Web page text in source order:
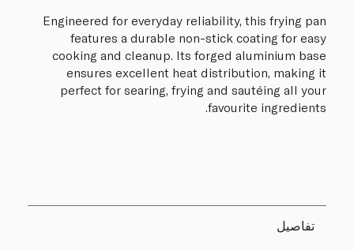
Engineered for everyday reliability, this frying pan
features a durable non-stick coating for easy
cooking and cleanup. Its forged aluminium base
ensures excellent heat distribution, making it
perfect for searing, frying and sautéing all your
favourite ingredients.
تفاصيل